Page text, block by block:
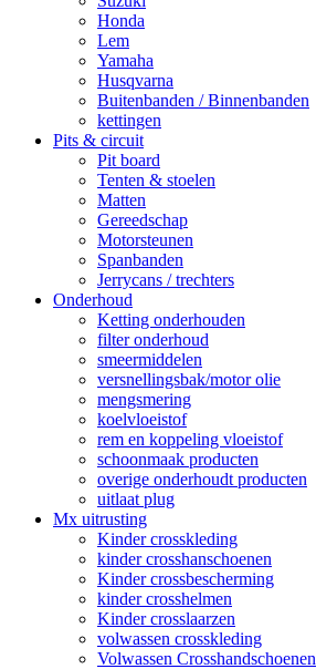
Honda
Lem
Yamaha
Husqvarna
Buitenbanden / Binnenbanden
kettingen
Pits & circuit
Pit board
Tenten & stoelen
Matten
Gereedschap
Motorsteunen
Spanbanden
Jerrycans / trechters
Onderhoud
Ketting onderhouden
filter onderhoud
smeermiddelen
versnellingsbak/motor olie
mengsmering
koelvloeistof
rem en koppeling vloeistof
schoonmaak producten
overige onderhoudt producten
uitlaat plug
Mx uitrusting
Kinder crosskleding
kinder crosshanschoenen
Kinder crossbescherming
kinder crosshelmen
Kinder crosslaarzen
volwassen crosskleding
Volwassen Crosshandschoenen